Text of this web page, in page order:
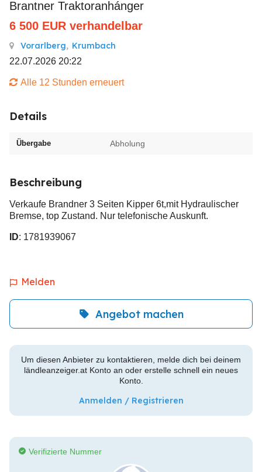
Brantner Traktoranhánger
6 500 EUR verhandelbar
Vorarlberg, Krumbach
22.07.2026 20:22
Alle 12 Stunden erneuert
Details
Übergabe Abholung
Beschreibung
Verkaufe Brandner 3 Seiten Kipper 6t,mit Hydraulischer
Bremse, top Zustand. Nur telefonische Auskunft.
ID: 1781939067
Melden
Angebot machen
Um diesen Anbieter zu kontaktieren, melde dich bei deinem
ländleanzeiger.at Konto an oder erstelle schnell ein neues
Konto.
Anmelden / Registrieren
Verifizierte Nummer